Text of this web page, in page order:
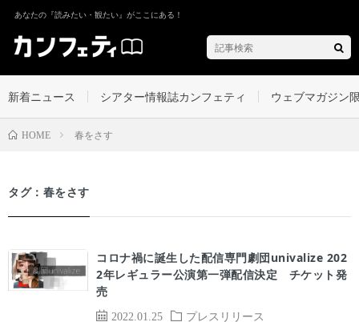
あなたの『読みたい・観たい』がここにある！
新着ニュース シアター情報誌カンフェティ ウェブマガジン
HOME 春をさす
タグ：春をさす
2022.01.25 プレスリリース
コロナ禍に誕生した配信専門劇団univalize 202
2年レギュラー公演第一弾配信決定 チケット発
売